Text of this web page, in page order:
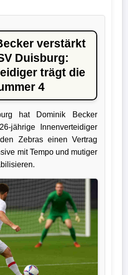
verstärkt
Duisburg:
trägt die
4
hat Dominik Becker
jährige Innenverteidiger
Zebras einen Vertrag
mit Tempo und mutiger